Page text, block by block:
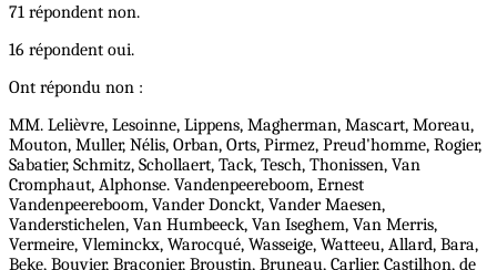
71 répondent non.
16 répondent oui.
Ont répondu non :
MM. Lelièvre, Lesoinne, Lippens, Magherman, Mascart, Moreau,
Mouton, Muller, Nélis, Orban, Orts, Pirmez, Preud'homme, Rogier,
Sabatier, Schmitz, Schollaert, Tack, Tesch, Thonissen, Van
Cromphaut, Alphonse. Vandenpeereboom, Ernest
Vandenpeereboom, Vander Donckt, Vander Maesen,
Vanderstichelen, Van Humbeeck, Van Iseghem, Van Merris,
Vermeire, Vleminckx, Warocqué, Wasseige, Watteeu, Allard, Bara,
Beke, Bouvier, Braconier, Broustin, Bruneau, Carlier, Castilhon, de